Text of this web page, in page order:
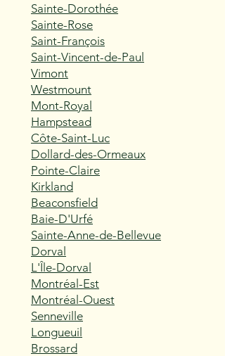
Sainte-Dorothée
Sainte-Rose
Saint-François
Saint-Vincent-de-Paul
Vimont
Westmount
Mont-Royal
Hampstead
Côte-Saint-Luc
Dollard-des-Ormeaux
Pointe-Claire
Kirkland
Beaconsfield
Baie-D'Urfé
Sainte-Anne-de-Bellevue
Dorval
L'Île-Dorval
Montréal-Est
Montréal-Ouest
Senneville
Longueuil
Brossard